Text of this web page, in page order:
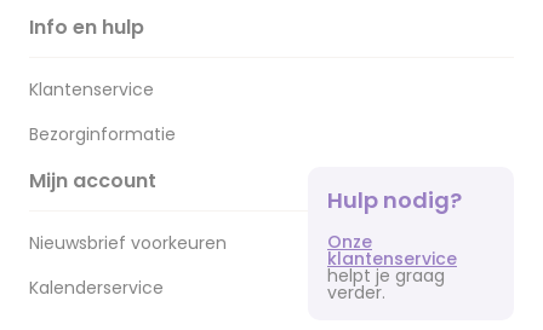
Info en hulp
Klantenservice
Bezorginformatie
Mijn account
Nieuwsbrief voorkeuren
Kalenderservice
Hulp nodig?
Onze
klantenservice
helpt je graag
verder.